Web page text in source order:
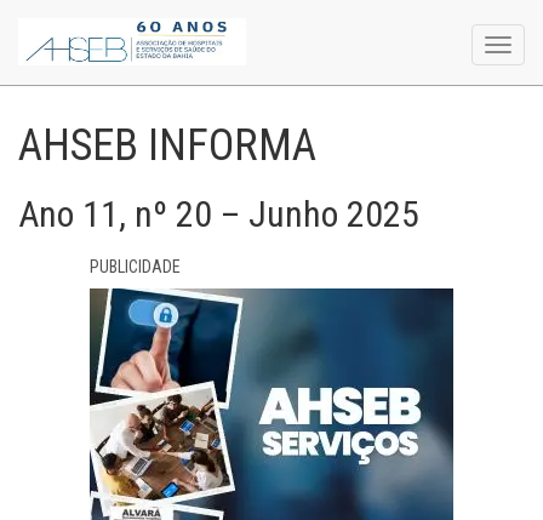
AHSEB INFORMA
Ano 11, nº 20 – Junho 2025
PUBLICIDADE